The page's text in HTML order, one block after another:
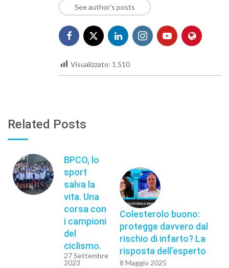
See author's posts
Visualizzato: 1.510
Related Posts
BPCO, lo
sport
salva la
vita. Una
corsa con
i campioni
del
ciclismo.
27 Settembre
2023
Colesterolo buono:
protegge davvero dal
rischio di infarto? La
risposta dell’esperto
8 Maggio 2025